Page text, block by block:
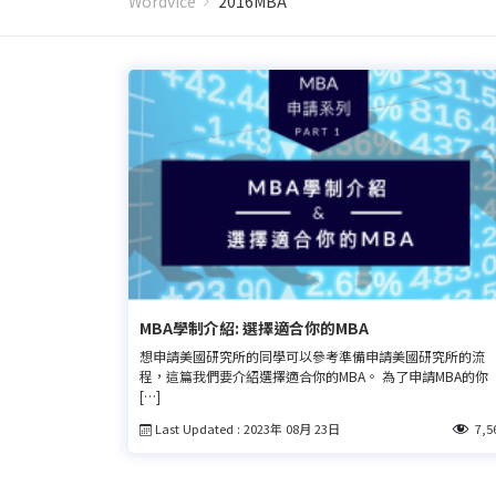
MBA學制介紹: 選擇適合你的MBA
想申請美國研究所的同學可以參考準備申請美國研究所的流
程，這篇我們要介紹選擇適合你的MBA。 為了申請MBA的你
[…]
Last Updated : 2023年 08月 23日